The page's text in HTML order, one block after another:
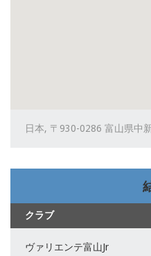
日本, 〒930-0286 富山県中
クラブ
ヴァリエンテ富山Jr